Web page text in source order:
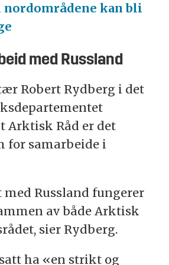
kan bli
med Russland
Robert Rydberg i det
Arktisk Råd er det
for samarbeide i
med Russland fungerer
av både Arktisk
sier Rydberg.
ha «en strikt og